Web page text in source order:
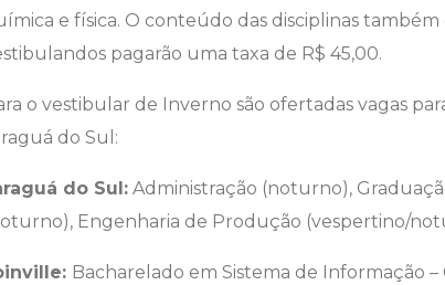
e física. O conteúdo das disciplinas também
pagarão uma taxa de R$ 45,00.
o vestibular de Inverno são ofertadas vagas
do Sul:
do Sul: Administração (noturno),
Engenharia de Produção (vespertino/
Bacharelado em Sistema de Informação